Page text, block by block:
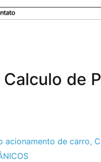
de
acionamento de carro,